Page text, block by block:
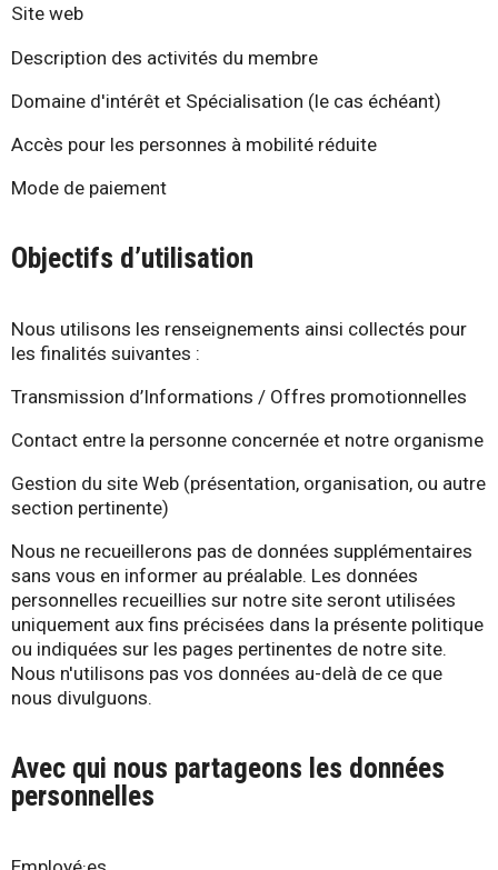
Site web
Description des activités du membre
Domaine d'intérêt et Spécialisation (le cas échéant)
Accès pour les personnes à mobilité réduite
Mode de paiement
Objectifs d’utilisation
Nous utilisons les renseignements ainsi collectés pour
les finalités suivantes :
Transmission d’Informations / Offres promotionnelles
Contact entre la personne concernée et notre organisme
Gestion du site Web (présentation, organisation, ou autre
section pertinente)
Nous ne recueillerons pas de données supplémentaires
sans vous en informer au préalable. Les données
personnelles recueillies sur notre site seront utilisées
uniquement aux fins précisées dans la présente politique
ou indiquées sur les pages pertinentes de notre site.
Nous n'utilisons pas vos données au-delà de ce que
nous divulguons.
Avec qui nous partageons les données
personnelles